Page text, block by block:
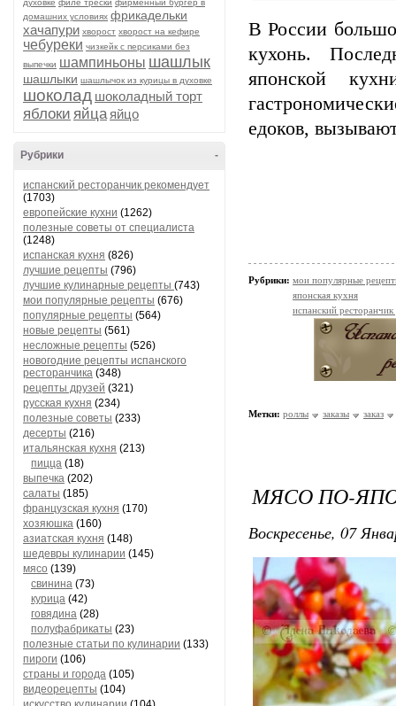
духовке филе трески фирменный бургер в
домашних условиях фрикадельки
хачапури хворост хворост на кефире
чебуреки чизкейк с персиками без
выпечки шампиньоны шашлык
шашлыки шашлычок из курицы в духовке
шоколад шоколадный торт
яблоки яйца яйцо
-
Рубрики
испанский ресторанчик рекомендует
(1703)
европейские кухни (1262)
полезные советы от специалиста
(1248)
испанская кухня (826)
лучшие рецепты (796)
лучшие кулинарные рецепты (743)
мои популярные рецепты (676)
популярные рецепты (564)
новые рецепты (561)
несложные рецепты (526)
новогодние рецепты испанского
ресторанчика (348)
рецепты друзей (321)
русская кухня (234)
полезные советы (233)
десерты (216)
итальянская кухня (213)
пицца (18)
выпечка (202)
салаты (185)
французская кухня (170)
хозяюшка (160)
азиатская кухня (148)
шедевры кулинарии (145)
мясо (139)
свинина (73)
курица (42)
говядина (28)
полуфабрикаты (23)
полезные статьи по кулинарии (133)
пироги (106)
страны и города (105)
видеорецепты (104)
В России
кухонь.
японской
едоков,
Рубрики: мои популярные
японская кухня
испанский
Метки: роллы заказы заказ
МЯСО ПО-
Воскресенье, 07